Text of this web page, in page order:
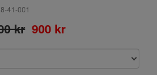
41-001
kr 900 kr